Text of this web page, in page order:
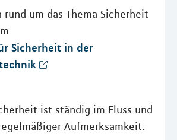
um das Thema Sicherheit
Sicherheit in der
ist ständig im Fluss und
Aufmerksamkeit.